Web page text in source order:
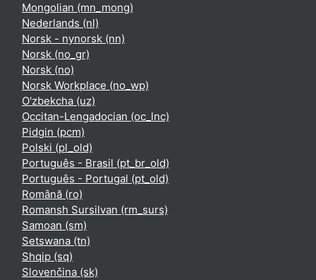
Mongolian ‎(mn_mong)‎
Nederlands ‎(nl)‎
Norsk - nynorsk ‎(nn)‎
Norsk ‎(no_gr)‎
Norsk ‎(no)‎
Norsk Workplace ‎(no_wp)‎
O'zbekcha ‎(uz)‎
Occitan-Lengadocian ‎(oc_lnc)‎
Pidgin ‎(pcm)‎
Polski ‎(pl_old)‎
Português - Brasil ‎(pt_br_old)‎
Português - Portugal ‎(pt_old)‎
Română ‎(ro)‎
Romansh Sursilvan ‎(rm_surs)‎
Samoan ‎(sm)‎
Setswana ‎(tn)‎
Shqip ‎(sq)‎
Slovenčina ‎(sk)‎